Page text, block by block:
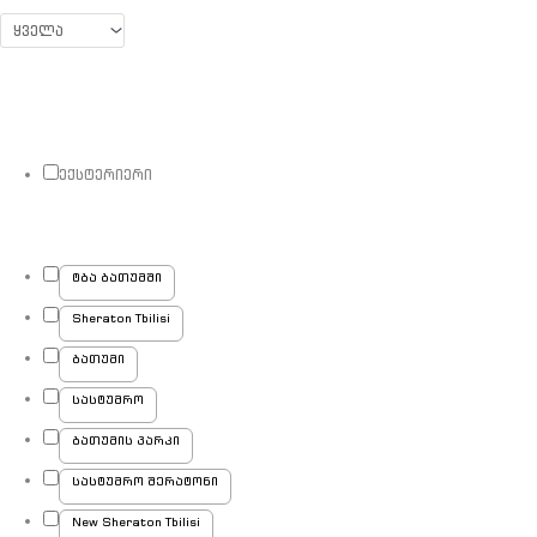
ექსტერიერი
ტბა ბათუმში
Sheraton Tbilisi
ბათუმი
სასტუმრო
ბათუმის პარკი
სასტუმრო შერატონი
New Sheraton Tbilisi